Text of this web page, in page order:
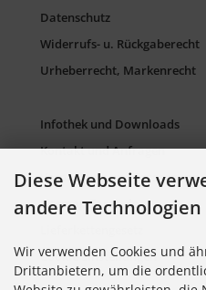
Datenschutz
Widerrufs- u. Rückgaberecht
Urheberrecht, Markenrecht
Infothek und Downloads
Kontakt und Anfragen
Verpackung und Entsorgung
Sitemap Torso.de
Cookie Einstellungen
Diese Webseite
andere Technologien
Wir verwenden Cookies und
Drittanbietern, um die